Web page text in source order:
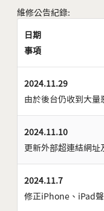
維修公告紀錄:
日期
事項
2024.11.29
由於後台仍收到大量
2024.11.10
更新外部超連結網址
2024.11.7
修正iPhone、iPad